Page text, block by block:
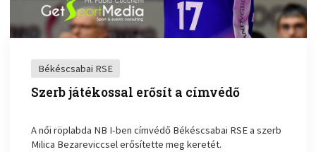
Békéscsabai RSE
Szerb játékossal erősít a címvédő
A női röplabda NB I-ben címvédő Békéscsabai RSE a szerb
Milica Bezareviccsel erősítette meg keretét.